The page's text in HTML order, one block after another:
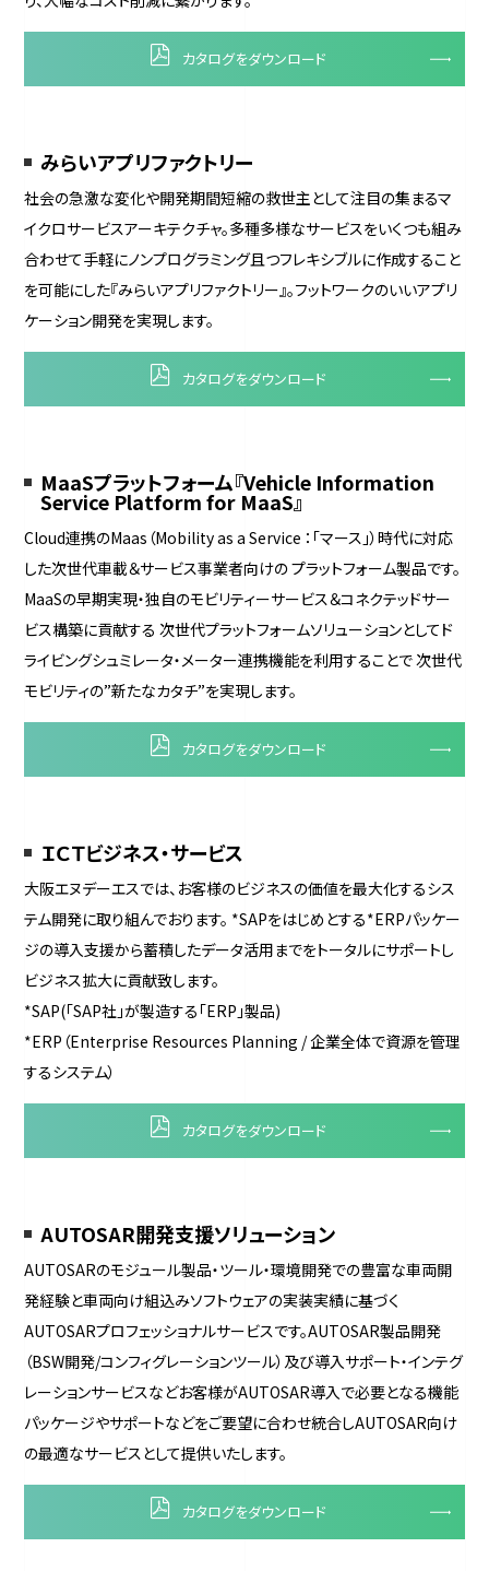
カタログをダウンロード
みらいアプリファクトリー
社会の急激な変化や開発期間短縮の救世主として注目の集まるマ
イクロサービスアーキテクチャ。多種多様なサービスをいくつも組み
合わせて手軽にノンプログラミング且つフレキシブルに作成すること
を可能にした『みらいアプリファクトリー』。フットワークのいいアプリ
ケーション開発を実現します。
カタログをダウンロード
MaaSプラットフォーム『Vehicle Information
Service Platform for MaaS』
Cloud連携のMaas（Mobility as a Service ：「マース」）時代に対応
した次世代車載＆サービス事業者向けの プラットフォーム製品です。
MaaSの早期実現・独自のモビリティーサービス＆コネクテッドサー
ビス構築に貢献する 次世代プラットフォームソリューションとしてド
ライビングシュミレータ・メーター連携機能を利用することで 次世代
モビリティの”新たなカタチ”を実現します。
カタログをダウンロード
ＩＣＴビジネス・サービス
大阪エヌデーエスでは、お客様のビジネスの価値を最大化するシス
テム開発に取り組んでおります。 *SAPをはじめとする*ERPパッケー
ジの導入支援から蓄積したデータ活用までをトータルにサポートし
ビジネス拡大に貢献致します。
*SAP(「SAP社」が製造する「ERP」製品)
*ERP（Enterprise Resources Planning / 企業全体で資源を管理
するシステム）
カタログをダウンロード
AUTOSAR開発支援ソリューション
AUTOSARのモジュール製品・ツール・環境開発での豊富な車両開
発経験と車両向け組込みソフトウェアの実装実績に基づく
AUTOSARプロフェッショナルサービスです。AUTOSAR製品開発
（BSW開発/コンフィグレーションツール）及び導入サポート・インテグ
レーションサービスなどお客様がAUTOSAR導入で必要となる機能
パッケージやサポートなどをご要望に合わせ統合しAUTOSAR向け
の最適なサービスとして提供いたします。
カタログをダウンロード